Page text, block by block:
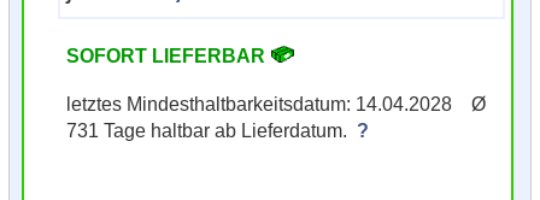
SOFORT LIEFERBAR
letztes Mindesthaltbarkeitsdatum: 14.04.2028 Ø
731 Tage haltbar ab Lieferdatum. ?